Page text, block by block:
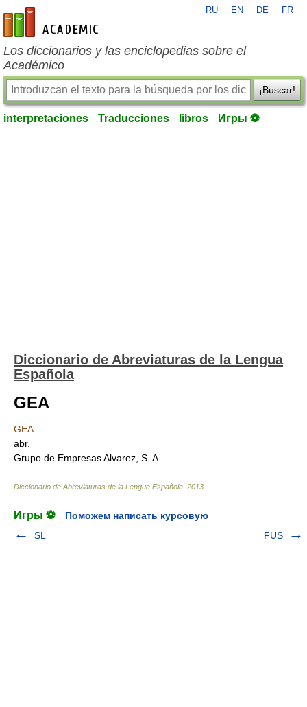
es-academic.com
RU EN DE FR
Los diccionarios y las enciclopedias sobre el
Académico
¡Buscar!
interpretaciones Traducciones libros Игры ⚽
Diccionario de Abreviaturas de la Lengua
Española
GEA
GEA
abr.
Grupo de Empresas Alvarez, S. A.
Diccionario de Abreviaturas de la Lengua Española 2013
Игры ⚽
Поможем написать курсовую
SL
FUS